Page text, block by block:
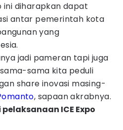
ini diharapkan dapat
antar pemerintah kota
yang
jadi pameran tapi juga
sama kita peduli
share inovasi masing-
, sapaan akrabnya.
ICE Expo